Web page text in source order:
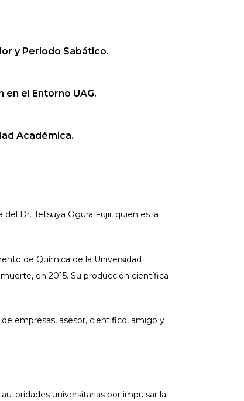
y Periodo Sabático.
el Entorno UAG.
Académica.
Dr. Tetsuya Ogura Fujii, quien es la
de Química de la Universidad
en 2015. Su producción científica
empresas, asesor, científico, amigo y
universitarias por impulsar la